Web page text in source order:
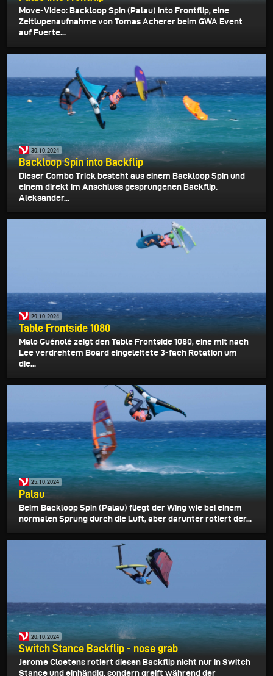
Move-Video: Backloop Spin (Palau) into Frontflip, eine
Zeitlupenaufnahme von Tomas Acherer beim GWA Event
auf Fuerte...
30.10.2024
Backloop Spin into Backflip
Dieser Combo Trick besteht aus einem Backloop Spin und
einem direkt im Anschluss gesprungenen Backflip.
Aleksander...
29.10.2024
Table Frontside 1080
Malo Guénolé zeigt den Table Frontside 1080, eine mit nach
Lee verdrehtem Board eingeleitete 3-fach Rotation um
die...
25.10.2024
Palau
Beim Backloop Spin (Palau) fliegt der Wing wie bei einem
normalen Sprung durch die Luft, aber darunter rotiert der...
20.10.2024
Switch Stance Backflip - nose grab
Jerome Cloetens rotiert diesen Backflip nicht nur in Switch
Stance und einhändig, sondern greift während der